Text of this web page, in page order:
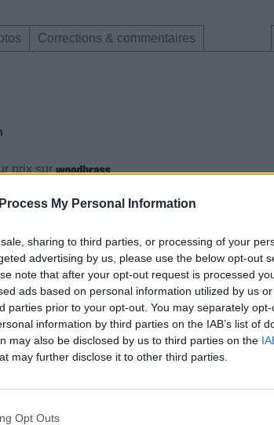
My Personal Information
sharing to third parties, or processing of your
advertising by us, please use the below opt-out
note that after your opt-out request is processed
ads based on personal information utilized by us
parties prior to your opt-out. You may separately
information by third parties on the IAB’s list of
may also be disclosed by us to third parties on the
may further disclose it to other third parties.
Opt Outs
Corrections & commentaires
prix sur
Corrections & commentaires
Corriger une erreur